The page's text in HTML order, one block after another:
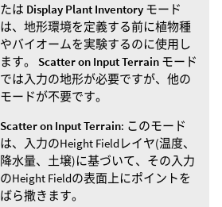
たは Display Plant Inventory モード
は、地形環境を定義する前に植物種
やバイオームを実験するのに使用し
ます。 Scatter on Input Terrain モード
では入力の地形が必要ですが、他の
モードが不要です。
Scatter on Input Terrain: このモード
は、入力のHeight Fieldレイヤ(温度、
降水量、土壌)に基づいて、その入力
のHeight Fieldの表面上にポイントを
ばら撒きます。